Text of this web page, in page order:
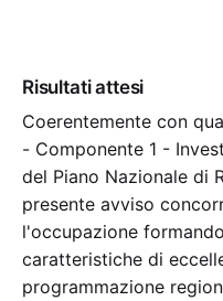
Risultati attesi
Coerentemente con
- Componente 1 -
del Piano Nazionale di
presente avviso
l'occupazione
caratteristiche di
programmazione